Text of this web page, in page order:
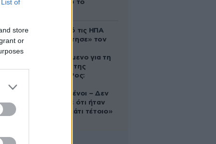
List of
store
or
του Δία από το
Ζευγάρι από τις ΗΠΑ
που «υιοθέτησε» τον
κατηγορούμενο για τη
δολοφονία της
Ελίζαμπεθ Ρος:
συντετριμμένοι – Δεν
έδειξε ποτέ ότι ήταν
ικανός για κάτι τέτοιο»